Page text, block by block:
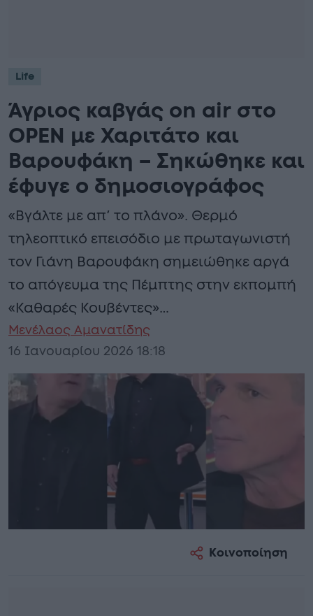
Life
Άγριος καβγάς on air στο
OPEN με Χαριτάτο και
Βαρουφάκη – Σηκώθηκε και
έφυγε ο δημοσιογράφος
«Βγάλτε με απ’ το πλάνο». Θερμό
τηλεοπτικό επεισόδιο με πρωταγωνιστή
τον Γιάνη Βαρουφάκη σημειώθηκε αργά
το απόγευμα της Πέμπτης στην εκπομπή
«Καθαρές Κουβέντες»…
Μενέλαος Αμανατίδης
16 Ιανουαρίου 2026 18:18
Κοινοποίηση